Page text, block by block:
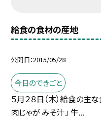
給食の食材の産地
公開日 2015/05/28
今日のできごと
５月２８日（木）給食の主
肉じゃが みそ汁」 牛...